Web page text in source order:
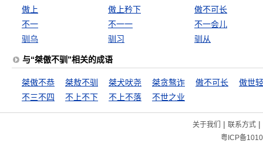
傲上
傲上矜下
傲不可长
不一
不一一
不一会儿
驯乌
驯习 驯从
与“桀傲不驯”相关的成语
桀傲不恭 桀敖不驯 桀犬吠尧 桀贪骜诈 傲不可长
傲世
不三不四
不上不下 不上不落 不世之业
关于我们 | 联系方式|
粤ICP备